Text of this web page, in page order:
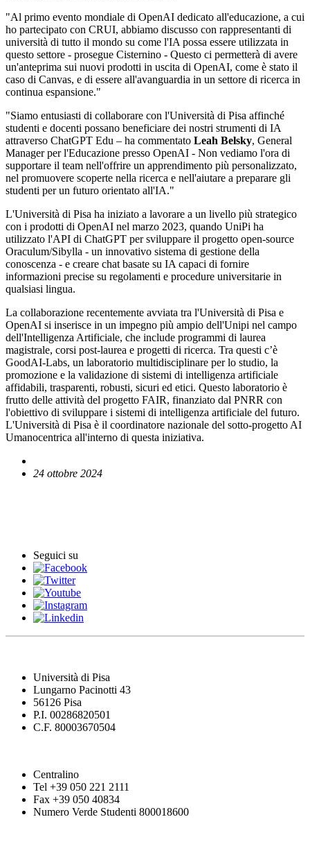
"Al primo evento mondiale di OpenAI dedicato all'educazione, a cui
ho partecipato con CRUI, abbiamo discusso con rappresentanti di
università di tutto il mondo su come l'IA possa essere utilizzata in
questo settore - prosegue Cisternino - Questo ci permetterà di avere
un'anteprima sui nuovi prodotti in uscita di OpenAI, come è stato il
caso di Canvas, e di essere all'avanguardia in un settore di ricerca in
continua espansione."
"Siamo entusiasti di collaborare con l'Università di Pisa affinché
studenti e docenti possano beneficiare dei nostri strumenti di IA
attraverso ChatGPT Edu – ha commentato Leah Belsky, General
Manager per l'Educazione presso OpenAI - Non vediamo l'ora di
supportare il team nell'offrire un apprendimento più personalizzato,
nel promuovere scoperte nella ricerca e nell'aiutare a preparare gli
studenti per un futuro orientato all'IA."
L'Università di Pisa ha iniziato a lavorare a un livello più strategico
con i prodotti di OpenAI nel marzo 2023, quando UniPi ha
utilizzato l'API di ChatGPT per sviluppare il progetto open-source
Oraculum/Sibylla - un innovativo sistema di gestione della
conoscenza - e creare chat basate su IA capaci di fornire
informazioni precise su regolamenti e procedure universitarie in
qualsiasi lingua.
La collaborazione recentemente avviata tra l'Università di Pisa e
OpenAI si inserisce in un impegno più ampio dell'Unipi nel campo
dell'Intelligenza Artificiale, che include programmi di laurea
magistrale, corsi post-laurea e progetti di ricerca. Tra questi c’è
GoodAI-Labs, un laboratorio multidisciplinare per lo studio, la
promozione e la validazione di sistemi di intelligenza artificiale
affidabili, trasparenti, robusti, sicuri ed etici. Questo laboratorio è
frutto delle attività del progetto FAIR, finanziato dal PNRR con
l'obiettivo di sviluppare i sistemi di intelligenza artificiale del futuro.
L'Università di Pisa è il coordinatore nazionale del sotto-progetto AI
Umanocentrica all'interno di questa iniziativa.
24 ottobre 2024
Seguici su
Università di Pisa
Lungarno Pacinotti 43
56126 Pisa
P.I. 00286820501
C.F. 80003670504
Centralino
Tel +39 050 221 2111
Fax +39 050 40834
Numero Verde Studenti 800018600